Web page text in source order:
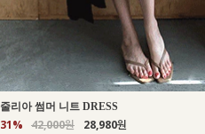
줄리아 썸머 니트 DRESS
31% 42,000원 28,980원